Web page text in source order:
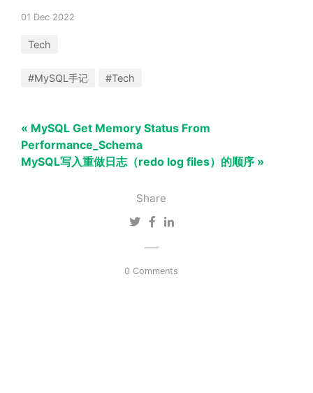
Share
0 Comments
01 Dec 2022
Tech
#MySQL手记 #Tech
« MySQL Get Memory Status From
Performance_Schema
MySQL写入重做日志（redo log files）的顺序 »